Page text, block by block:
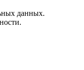
данных.